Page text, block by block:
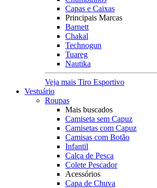
Capas e Caixas
Principais Marcas
Barnett
Chakal
Technogun
Tuareg
Nautika
Veja mais Tiro Esportivo
Vestuário
Roupas
Mais buscados
Camiseta sem Capuz
Camisetas com Capuz
Camisas com Botão
Infantil
Calça de Pesca
Colete Pescador
Acessórios
Capa de Chuva